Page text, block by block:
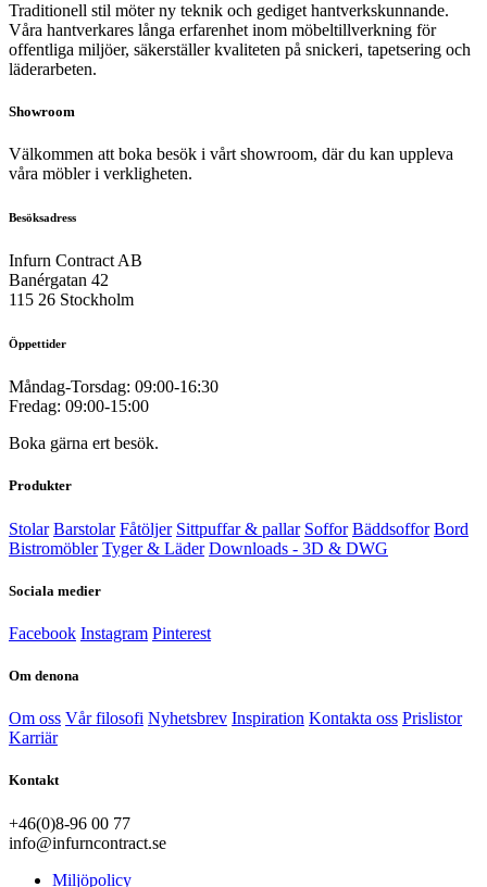
Traditionell stil möter ny teknik och gediget hantverkskunnande.
Våra hantverkares långa erfarenhet inom möbeltillverkning för
offentliga miljöer, säkerställer kvaliteten på snickeri, tapetsering och
läderarbeten.
Showroom
Välkommen att boka besök i vårt showroom, där du kan uppleva
våra möbler i verkligheten.
Besöksadress
Infurn Contract AB
Banérgatan 42
115 26 Stockholm
Öppettider
Måndag-Torsdag: 09:00-16:30
Fredag: 09:00-15:00
Boka gärna ert besök.
Produkter
Stolar Barstolar Fåtöljer Sittpuffar & pallar Soffor Bäddsoffor Bord
Bistromöbler Tyger & Läder Downloads - 3D & DWG
Sociala medier
Facebook Instagram Pinterest
Om denona
Om oss Vår filosofi Nyhetsbrev Inspiration Kontakta oss Prislistor
Karriär
Kontakt
+46(0)8-96 00 77
info@infurncontract.se
Miljöpolicy